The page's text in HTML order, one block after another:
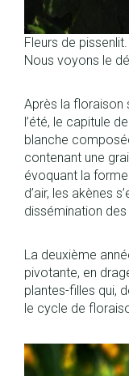
Fleurs de pissenlit.
Nous voyons le
Après la floraison
l’été, le capitule
blanche
contenant une
évoquant la
d’air, les akènes
dissémination
La deuxième
pivotante, en
plantes-filles qui,
le cycle de